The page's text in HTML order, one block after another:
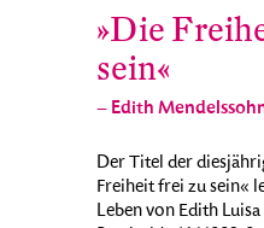
»Die
sein«
– Edith
Der Titel der
Freiheit frei zu sein«
Leben von Edith